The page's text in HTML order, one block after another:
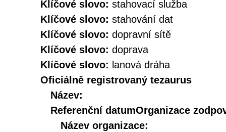
Klíčové slovo: stahovací služba
Klíčové slovo: stahování dat
Klíčové slovo: dopravní sítě
Klíčové slovo: doprava
Klíčové slovo: lanová dráha
Oficiálně registrovaný tezaurus
Název:
Referenční datumOrganizace
Název organizace: